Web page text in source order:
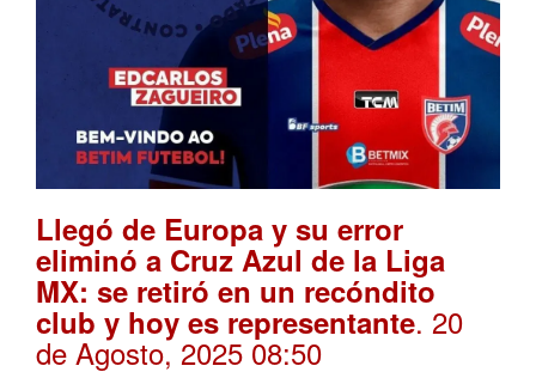
Llegó de Europa y su error
eliminó a Cruz Azul de la Liga
MX: se retiró en un recóndito
club y hoy es representante. 20
de Agosto, 2025 08:50